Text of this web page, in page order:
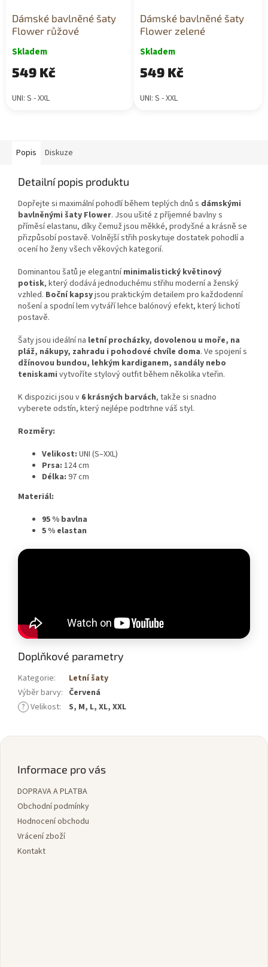
Dámské bavlněné šaty
Flower růžové
Skladem
549 Kč
UNI: S - XXL
Dámské bavlněné šaty
Flower zelené
Skladem
549 Kč
UNI: S - XXL
Popis Diskuze
Detailní popis produktu
Dopřejte si maximální pohodlí během teplých dnů s dámskými
bavlněnými šaty Flower. Jsou ušité z příjemné bavlny s
příměsí elastanu, díky čemuž jsou měkké, prodyšné a krásně se
přizpůsobí postavě. Volnější střih poskytuje dostatek pohodlí a
ocení ho ženy všech věkových kategorií.
Dominantou šatů je elegantníminimalistický květinový
potisk, který dodává jednoduchému střihu moderní a ženský
vzhled. Boční kapsyjsou praktickým detailem pro každodenní
nošení a spodní lem vytváří lehce balónový efekt, který lichotí
postavě.
Šaty jsou ideální na letní procházky, dovolenou u moře, na
pláž, nákupy, zahradu i pohodové chvíle doma. Ve spojení s
džínovou bundou, lehkým kardiganem, sandály nebo
teniskami vytvoříte stylový outfit během několika vteřin.
K dispozici jsou v 6 krásných barvách, takže si snadno
vyberete odstín, který nejlépe podtrhne váš styl.
Rozměry:
Velikost: UNI (S–XXL)
Prsa: 124 cm
Délka: 97 cm
Materiál:
95 % bavlna
5 % elastan
Doplňkové parametry
Kategorie:
Letní šaty
Výběr barvy: Červená
? Velikost: S, M, L, XL, XXL
Z
Informace pro vás
DOPRAVA A PLATBA
Obchodní podmínky
Hodnocení obchodu
Vrácení zboží
Kontakt